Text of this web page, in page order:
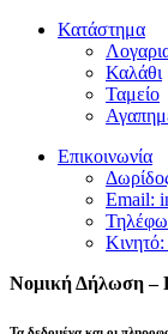
Κατάστημα
Καλάθι
Ταμείο
Επικοινωνία
Email:
Νομική Δήλωση –
Τα δεδομένα και οι